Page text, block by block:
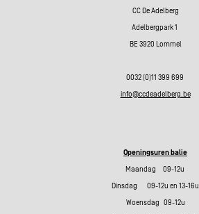
CC De Adelberg
Adelbergpark 1
BE 3920 Lommel
0032 (0)11 399 699
info@ccdeadelberg.be
Openingsuren balie
Maandag 09-12u
Dinsdag 09-12u en 13-16u
Woensdag 09-12u